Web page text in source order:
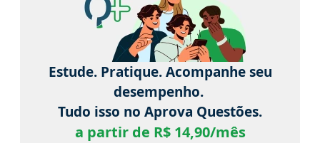
Estude. Pratique. Acompanhe seu
desempenho.
Tudo isso no Aprova Questões.
a partir de R$ 14,90/mês